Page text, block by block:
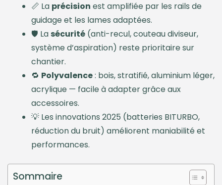
📏 La précision est amplifiée par les rails de
guidage et les lames adaptées.
🛡️ La sécurité (anti-recul, couteau diviseur,
système d’aspiration) reste prioritaire sur
chantier.
🔁 Polyvalence: bois, stratifié, aluminium léger,
acrylique — facile à adapter grâce aux
accessoires.
💡 Les innovations 2025 (batteries BITURBO,
réduction du bruit) améliorent maniabilité et
performances.
Sommaire